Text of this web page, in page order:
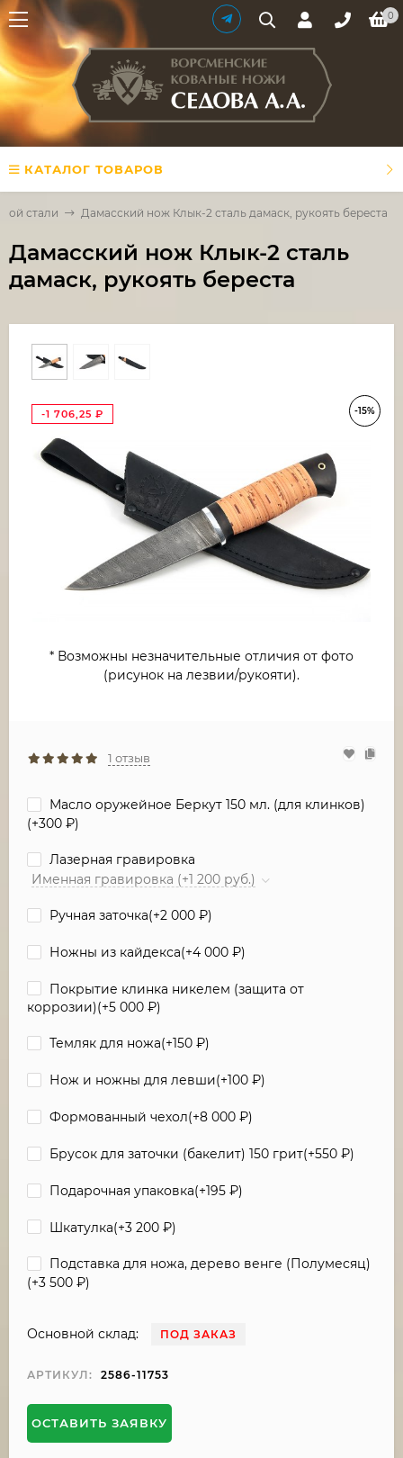
0
КАТАЛОГ ТОВАРОВ
стали Дамасский нож Клык-2 сталь дамаск, рукоять береста
Дамасский нож Клык-2 сталь
дамаск, рукоять береста
-15%
-1 706,25 ₽
* Возможны незначительные отличия от фото
(рисунок на лезвии/рукояти).
1 отзыв
Масло оружейное Беркут 150 мл. (для клинков)
(+300 ₽)
Лазерная гравировка
Именная гравировка (+1 200 руб.)
Ручная заточка(+2 000 ₽)
Ножны из кайдекса(+4 000 ₽)
Покрытие клинка никелем (защита от
коррозии)(+5 000 ₽)
Темляк для ножа(+150 ₽)
Нож и ножны для левши(+100 ₽)
Формованный чехол(+8 000 ₽)
Брусок для заточки (бакелит) 150 грит(+550 ₽)
Подарочная упаковка(+195 ₽)
Шкатулка(+3 200 ₽)
Подставка для ножа, дерево венге (Полумесяц)
(+3 500 ₽)
Основной склад: ПОД ЗАКАЗ
АРТИКУЛ: 2586-11753
ОСТАВИТЬ ЗАЯВКУ